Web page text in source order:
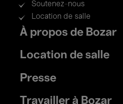
Soutenez-nous
Location de salle
Footer
menu
À propos de Bozar
Location de salle
Presse
Travailler à Bozar